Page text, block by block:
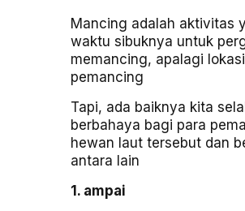
Mancing adalah aktivitas
waktu sibuknya untuk
memancing, apalagi
pemancing
Tapi, ada baiknya kita
berbahaya bagi para
hewan laut tersebut dan
antara lain
1. ampai